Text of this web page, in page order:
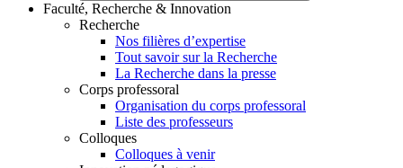
Faculté, Recherche & Innovation
Recherche
Nos filières d’expertise
Tout savoir sur la Recherche
La Recherche dans la presse
Corps professoral
Organisation du corps professoral
Liste des professeurs
Colloques
Colloques à venir